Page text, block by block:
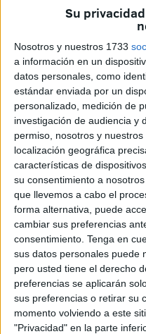
Su
Nosotros y nuestros 1733
a información en un
datos personales, como
estándar enviada por un
personalizado, medición de
investigación de audiencia y
permiso, nosotros y
localización geográfica
características de
su consentimiento a
que llevemos a cabo el
forma alternativa, puede
cambiar sus preferencias
consentimiento. Tenga en
sus datos personales puede
pero usted tiene el derecho
preferencias se aplicarán
sus preferencias o retirar su
momento volviendo a este
"Privacidad" en la parte
cementerio de Sidi
elentierro del jovencuyo
pasado 22 de
acoge sus restos en
podido conocer su
De él solo se ha logrado
joven magrebí, de entre
intentado sin éxito el cruce
LaFuneraria Al Qadr ha
hasta elcementerio de
rezado y despedido . A
otros jóvenes fallecidos
en cuanto a fallecimientos